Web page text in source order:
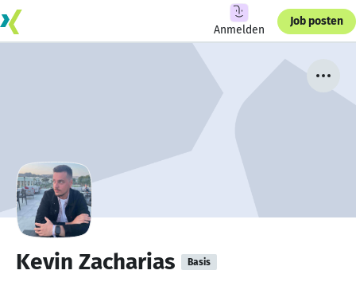
Anmelden
Job posten
Kevin Zacharias Basis